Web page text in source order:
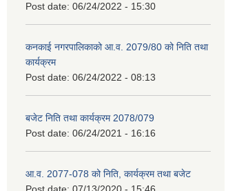
Post date: 06/24/2022 - 15:30
कनकाई नगरपालिकाको आ.व. 2079/80 को निति तथा
कार्यक्रम
Post date: 06/24/2022 - 08:13
बजेट निति तथा कार्यक्रम 2078/079
Post date: 06/24/2021 - 16:16
आ.व. 2077-078 को निति, कार्यक्रम तथा बजेट